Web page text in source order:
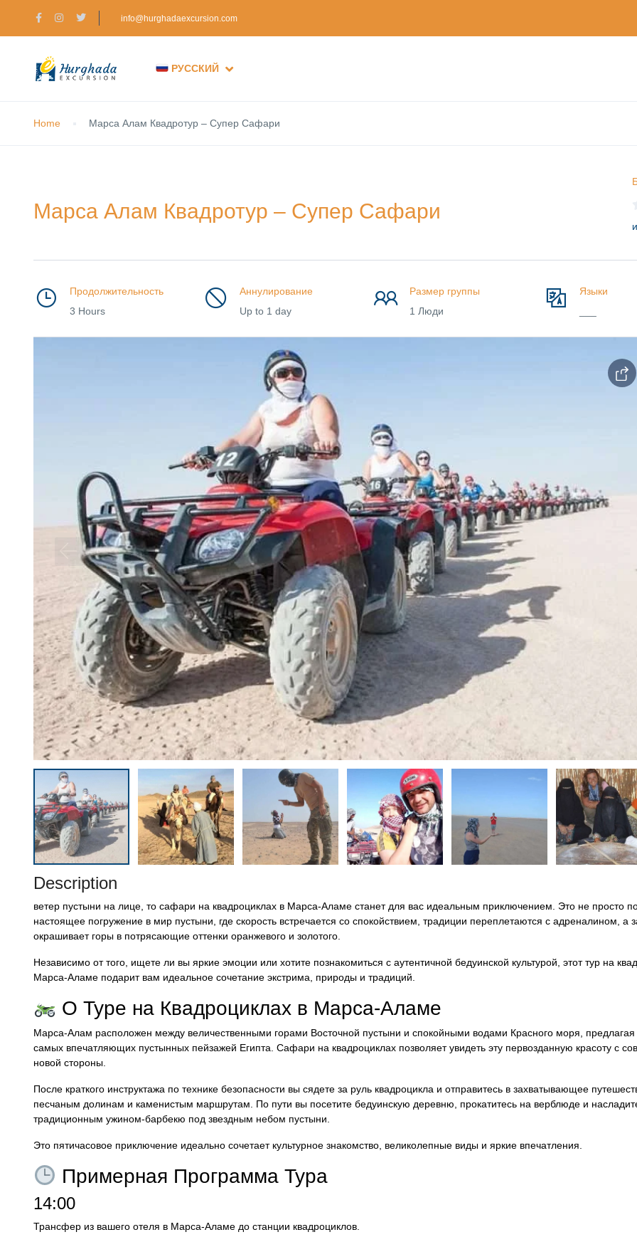
info@hurghadaexcursion.com
РУССКИЙ
Home Марса Алам Квадротур – Супер Сафари
Марса Алам Квадротур – Супер Сафари
Продолжительность
3 Hours
Аннулирование
Up to 1 day
Размер группы
1 Люди
Языки
Description
ветер пустыни на лице, то сафари на квадроциклах в Марса-Аламе станет для вас идеальным приключением. Это не просто
настоящее погружение в мир пустыни, где скорость встречается со спокойствием, традиции переплетаются с адреналином, а
окрашивает горы в потрясающие оттенки оранжевого и золотого.
Независимо от того, ищете ли вы яркие эмоции или хотите познакомиться с аутентичной бедуинской культурой, этот тур на
Марса-Аламе подарит вам идеальное сочетание экстрима, природы и традиций.
О Туре на Квадроциклах в Марса-Аламе
Марса-Алам расположен между величественными горами Восточной пустыни и спокойными водами Красного моря, предлагая
самых впечатляющих пустынных пейзажей Египта. Сафари на квадроциклах позволяет увидеть эту первозданную красоту с
новой стороны.
После краткого инструктажа по технике безопасности вы сядете за руль квадроцикла и отправитесь в захватывающее
песчаным долинам и каменистым маршрутам. По пути вы посетите бедуинскую деревню, прокатитесь на верблюде и
традиционным ужином-барбекю под звездным небом пустыни.
Это пятичасовое приключение идеально сочетает культурное знакомство, великолепные виды и яркие впечатления.
Примерная Программа Тура
14:00
Трансфер из вашего отеля в Марса-Аламе до станции квадроциклов.